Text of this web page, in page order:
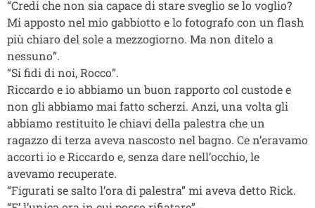
“Credi che non sia capace di stare sveglio se lo voglio?
Mi apposto nel mio gabbiotto e lo fotografo con un flash
più chiaro del sole a mezzogiorno. Ma non ditelo a
nessuno”.
“Si fidi di noi, Rocco”.
Riccardo e io abbiamo un buon rapporto col custode e
non gli abbiamo mai fatto scherzi. Anzi, una volta gli
abbiamo restituito le chiavi della palestra che un
ragazzo di terza aveva nascosto nel bagno. Ce n’eravamo
accorti io e Riccardo e, senza dare nell’occhio, le
avevamo recuperate.
“Figurati se salto l’ora di palestra” mi aveva detto Rick.